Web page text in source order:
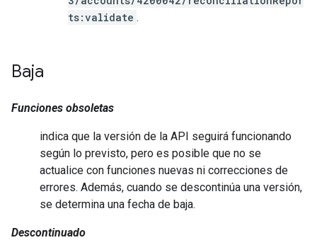
ts:validate .
Baja
Funciones obsoletas
indica que la versión de la API seguirá funcionando
según lo previsto, pero es posible que no se
actualice con funciones nuevas ni correcciones de
errores. Además, cuando se descontinúa una versión,
se determina una fecha de baja.
Descontinuado